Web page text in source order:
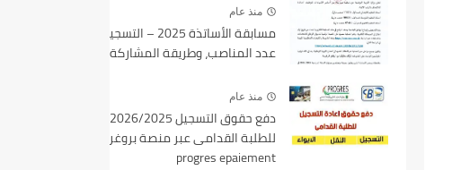
منذ عام
مسابقة الأساتذة 2025 – التسجيل،
عدد المناصب، وطريقة المشاركة
منذ عام
دفع حقوق التسجيل 2026/2025
للطلبة القدامى عبر منصة بروغرس
progres epaiement